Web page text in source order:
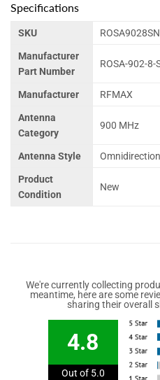
Specifications
SKU
Manufacturer
Part Number
ROSA-902-8-
Manufacturer RFMAX
Antenna
Category
900 MHz
Antenna Style
Product
Condition
New
We're currently collecting
meantime, here are some
sharing their overall
4.8
Out of 5.0